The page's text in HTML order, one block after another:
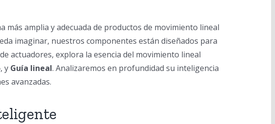
más amplia y adecuada de productos de movimiento lineal
imaginar, nuestros componentes están diseñados para
actuadores, explora la esencia del movimiento lineal
, y Guía lineal. Analizaremos en profundidad su inteligencia
avanzadas.